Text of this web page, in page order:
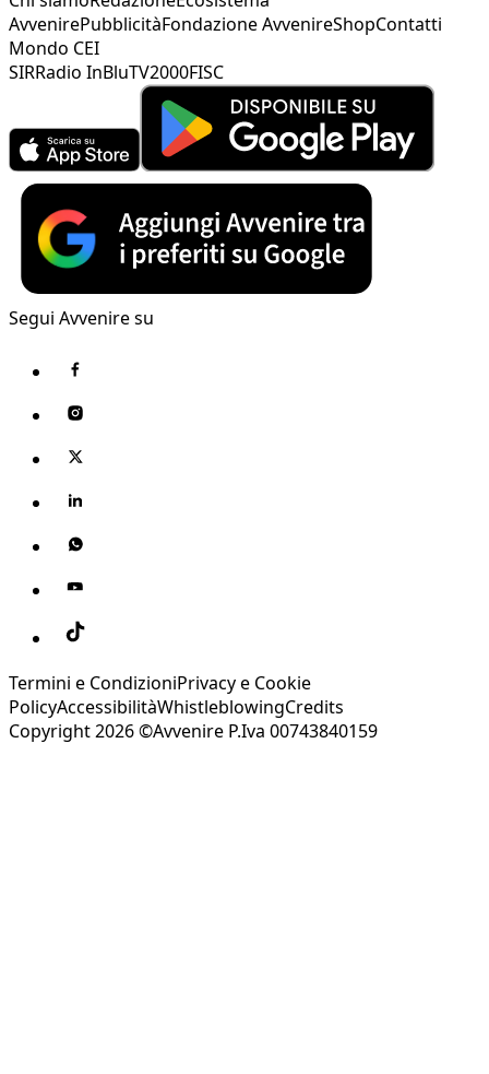
AvvenirePubblicitàFondazione AvvenireShopContatti
Mondo CEI
SIRRadio InBluTV2000FISC
Segui Avvenire su
Termini e CondizioniPrivacy e Cookie
PolicyAccessibilitàWhistleblowingCredits
Copyright 2026 ©Avvenire P.Iva 00743840159